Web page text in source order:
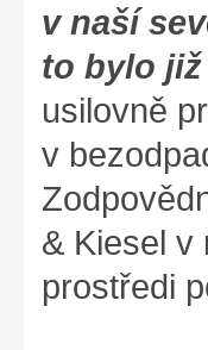
v naší
to bylo již
usilovně
v
& Kiesel v
prostředi